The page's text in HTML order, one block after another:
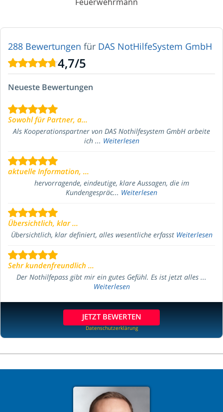
288 Bewertungen für DAS NotHilfeSystem GmbH
4,7/5
Neueste Bewertungen
Sowohl für Partner, a...
Als Kooperationspartner von DAS Nothilfesystem GmbH arbeite
ich ... Weiterlesen
aktuelle Information, ...
hervorragende, eindeutige, klare Aussagen, die im
Kundengespräc... Weiterlesen
Übersichtlich, klar ...
Übersichtlich, klar definiert, alles wesentliche erfasst Weiterlesen
Sehr kundenfreundlich ...
Der Nothilfepass gibt mir ein gutes Gefühl. Es ist jetzt alles ...
Weiterlesen
JETZT BEWERTEN
Datenschutzerklärung